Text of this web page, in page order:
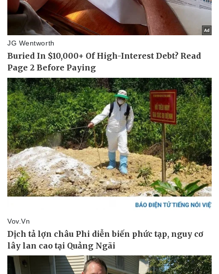
Thể thao
Bóng đá
Lịch thi đấu bóng đá
Thế giới thể thao
eSports
Hậu trường
Ô tô - Xe máy
Ô tô
Xe máy
Tư vấn